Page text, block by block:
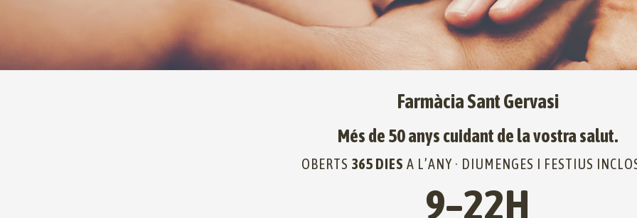
Farmàcia Sant Gervasi
Més de 50 anys cuidant de la vostra salut.
OBERTS 365 DIES A L’ANY · DIUMENGES I FESTIUS
9–22H